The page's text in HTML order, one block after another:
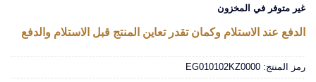
غير متوفر في المخزون
الدفع عند الاستلام وكمان تقدر تعاين المنتج قبل الاستلام والدفع
رمز المنتج: EG010102KZ0000